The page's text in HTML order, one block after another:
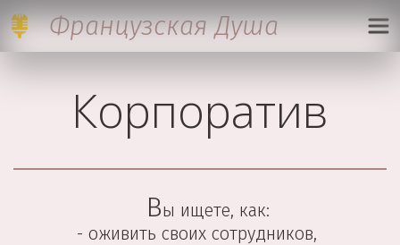
Французская Душа
Корпоратив
   В
ы ищете, как:
- оживить своих сотрудников,